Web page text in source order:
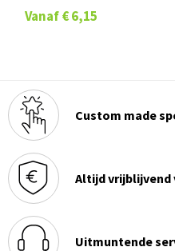
Vanaf € 6,15
Custom made
Altijd
Uitmuntende